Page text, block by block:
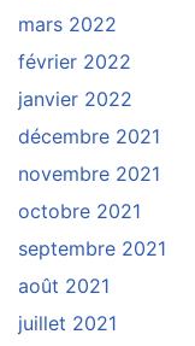
mars 2022
février 2022
janvier 2022
décembre 2021
novembre 2021
octobre 2021
septembre 2021
août 2021
juillet 2021